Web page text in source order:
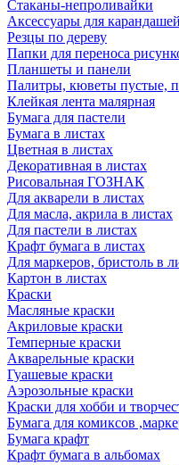
Стаканы-непроливайки
Аксессуары для
Резцы по дереву
Папки для переноса
Планшеты и панели
Палитры, кюветы пустые,
Клейкая лента малярная
Бумага для пастели
Бумага в листах
Цветная в листах
Декоративная в листах
Рисовальная ГОЗНАК
Для акварели в листах
Для масла, акрила в листах
Для пастели в листах
Крафт бумага в листах
Для маркеров, бристоль в
Картон в листах
Краски
Масляные краски
Акриловые краски
Темперные краски
Акварельные краски
Гуашевые краски
Аэрозольные краски
Краски для хобби и
Бумага для комиксов
Бумага крафт
Крафт бумага в альбомах